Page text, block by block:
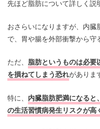
先ほど脂肪について詳しく説
おさらいになりますが、内臓
で、胃や腸を外部衝撃から守
ただ、 脂肪というものは必要
を損ねてしまう恐れがありま
特に、 内臓脂肪肥満になると
の生活習慣病発生リスクが高